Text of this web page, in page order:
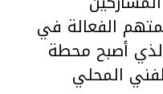
الفعالة في
أصبح محطة
المحلي